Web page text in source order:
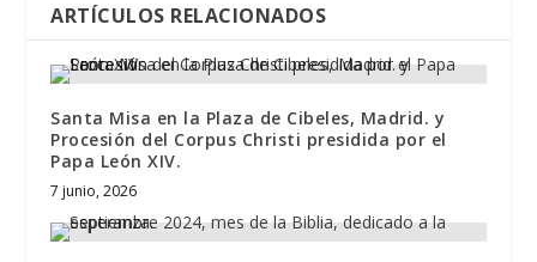
ARTÍCULOS RELACIONADOS
Santa Misa en la Plaza de Cibeles, Madrid. y
Procesión del Corpus Christi presidida por el
Papa León XIV.
7 junio, 2026